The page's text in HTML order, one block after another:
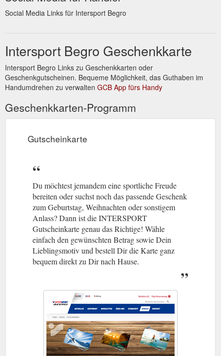
Rückgaberecht!
https://www.intersport-begro.de/service/club-
karte/
Telefon +49 6421 8882-0. Mail filialleitung05@intersport-
begro.de. Fax +49 6421 8882-69. Mo – Fr 10.00 – 18.30 Uhr.
Sa 10.00 – 17.30 Uhr. Services entdecken. Mehr
Informationen Weniger Informationen.https://www.intersport-
begro.de/
Social Media Links für Intersport Begro
Intersport Begro Geschenkkarte
Intersport Begro Links zu Geschenkkarten oder
Geschenkgutscheinen. Bequeme Möglichkeit, das Guthaben im
Handumdrehen zu verwalten GCB App fürs Handy
Geschenkkarten-Programm
Gutscheinkarte
Du möchtest jemandem eine sportliche Freude
bereiten oder suchst noch das passende Geschenk
zum Geburtstag, Weihnachten oder sonstigem
Anlass? Dann ist die INTERSPORT
Gutscheinkarte genau das Richtige! Wähle
einfach den gewünschten Betrag sowie Dein
Lieblingsmotiv und bestell Dir die Karte ganz
bequem direkt zu Dir nach Hause.